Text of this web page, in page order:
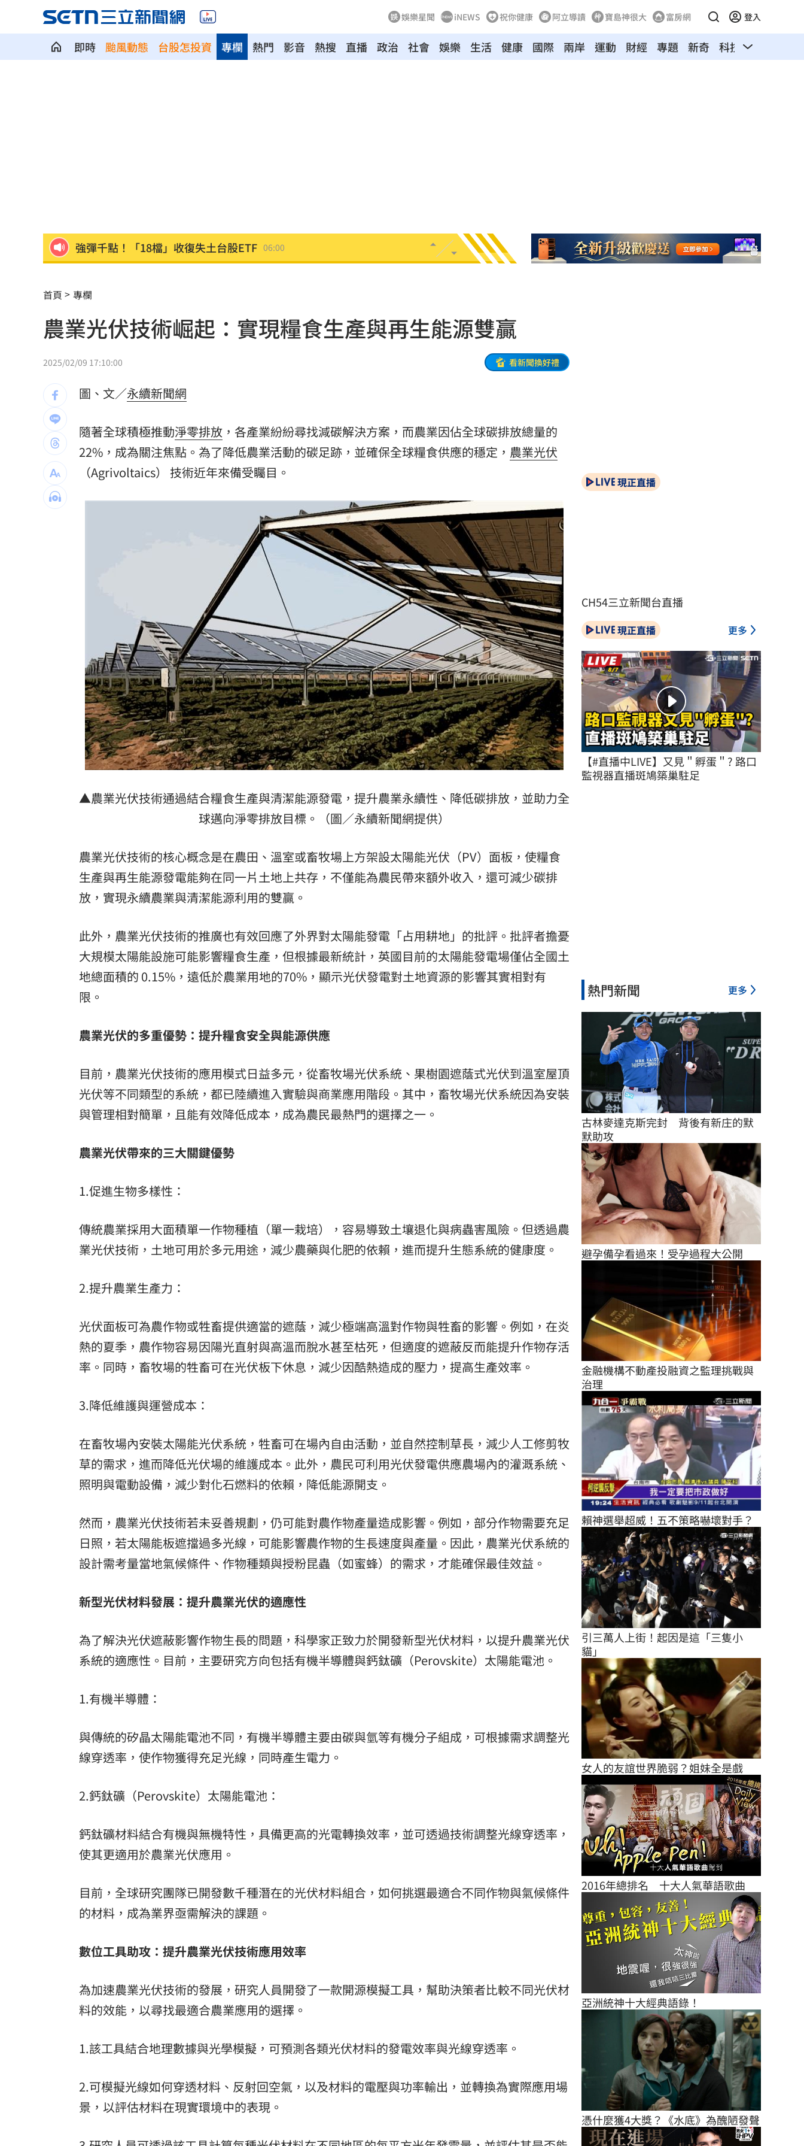
娛樂星聞 iNEWS 祝你健康 阿立導讀 寶島神很大 富房網 登入
即時 颱風動態 台股怎投資 熱門 影音 熱搜 直播 政治 社會 娛樂 生活 健康 國際 兩岸 運動 財經 專題 新奇 科技 旅遊
專欄
強彈千點！「18檔」收復失土台股ETF 06:00
白海豚海警範圍擴大！最新暴風圈侵襲率曝
慈濟遭詐10億 國民黨不認錯反嗆⋯網炸鍋 05:43
就業意外爆冷！那指漲342點 標普500新高
美通過制裁案！川普可課俄國商品500%關稅
解散統促黨？他曝翁曉玲一招：恐白忙一場 04:58
疫苗真相！蔣萬安嗆一句 謝金河痛心發聲
爆掛表妹當小三！表姊擅貼IG下場慘了 04:17
半導體與綠能雙箭頭！ 「它」霸氣狂賺
華許9月升息？ING：匯市在他與戰爭間拉鋸
老後離婚財產怎麼分？ 丈夫退休金拒分 03:08
「這餐飲集團」擺脫陰霾！上半年營收創高 03:06
台灣彩券開獎直播中 20:31
LIVE三立+24小時直播 15:27
三立iNEWS新聞台線上直播 18:00
商場戰國來臨 台中「頂奢大道」逐漸成形 12:00
台彩父親節推新刮刮樂千萬頭獎超「爸」氣 12:00
「拍片人的多重宇宙」職涯論壇9/12登場！ 10:30
8國球員齊聚高雄 Formosa 7s掀足球熱潮 10:00
理想混蛋號召粉絲跨海追星吃美食！ 18:15
首頁 專欄
農業光伏技術崛起：實現糧食生產與再生能源雙贏
2025/02/09 17:10:00 看新聞換好禮
圖、文／永續新聞網
隨著全球積極推動淨零排放 ，各產業紛紛尋找減碳解決方案，而農業因佔全球碳排放總量的
22%，成為關注焦點。為了降低農業活動的碳足跡，並確保全球糧食供應的穩定， 農業光伏
（Agrivoltaics） 技術近年來備受矚目。
▲農業光伏技術通過結合糧食生產與清潔能源發電，提升農業永續性、降低碳排放，並助力全
球邁向淨零排放目標。（圖／永續新聞網提供）
農業光伏技術的核心概念是在農田、溫室或畜牧場上方架設太陽能光伏（PV）面板，使糧食
生產與再生能源發電能夠在同一片土地上共存，不僅能為農民帶來額外收入，還可減少碳排
放，實現永續農業與清潔能源利用的雙贏。
此外，農業光伏技術的推廣也有效回應了外界對太陽能發電「占用耕地」的批評。批評者擔憂
大規模太陽能設施可能影響糧食生產，但根據最新統計，英國目前的太陽能發電場僅佔全國土
地總面積的 0.15%，遠低於農業用地的70%，顯示光伏發電對土地資源的影響其實相對有
限。
農業光伏的多重優勢：提升糧食安全與能源供應
目前，農業光伏技術的應用模式日益多元，從畜牧場光伏系統、果樹園遮蔭式光伏到溫室屋頂
光伏等不同類型的系統，都已陸續進入實驗與商業應用階段。其中，畜牧場光伏系統因為安裝
與管理相對簡單，且能有效降低成本，成為農民最熱門的選擇之一。
農業光伏帶來的三大關鍵優勢
1.促進生物多樣性：
傳統農業採用大面積單一作物種植（單一栽培），容易導致土壤退化與病蟲害風險。但透過農
業光伏技術，土地可用於多元用途，減少農藥與化肥的依賴，進而提升生態系統的健康度。
2.提升農業生產力：
光伏面板可為農作物或牲畜提供適當的遮蔭，減少極端高溫對作物與牲畜的影響。例如，在炎
熱的夏季，農作物容易因陽光直射與高溫而脫水甚至枯死，但適度的遮蔽反而能提升作物存活
率。同時，畜牧場的牲畜可在光伏板下休息，減少因酷熱造成的壓力，提高生產效率。
3.降低維護與運營成本：
在畜牧場內安裝太陽能光伏系統，牲畜可在場內自由活動，並自然控制草長，減少人工修剪牧
草的需求，進而降低光伏場的維護成本。此外，農民可利用光伏發電供應農場內的灌溉系統、
照明與電動設備，減少對化石燃料的依賴，降低能源開支。
然而，農業光伏技術若未妥善規劃，仍可能對農作物產量造成影響。例如，部分作物需要充足
日照，若太陽能板遮擋過多光線，可能影響農作物的生長速度與產量。因此，農業光伏系統的
設計需考量當地氣候條件、作物種類與授粉昆蟲（如蜜蜂）的需求，才能確保最佳效益。
新型光伏材料發展：提升農業光伏的適應性
為了解決光伏遮蔽影響作物生長的問題，科學家正致力於開發新型光伏材料，以提升農業光伏
系統的適應性。目前，主要研究方向包括有機半導體與鈣鈦礦（Perovskite）太陽能電池。
1.有機半導體：
與傳統的矽晶太陽能電池不同，有機半導體主要由碳與氫等有機分子組成，可根據需求調整光
線穿透率，使作物獲得充足光線，同時產生電力。
2.鈣鈦礦（Perovskite）太陽能電池：
鈣鈦礦材料結合有機與無機特性，具備更高的光電轉換效率，並可透過技術調整光線穿透率，
使其更適用於農業光伏應用。
目前，全球研究團隊已開發數千種潛在的光伏材料組合，如何挑選最適合不同作物與氣候條件
的材料，成為業界亟需解決的課題。
數位工具助攻：提升農業光伏技術應用效率
為加速農業光伏技術的發展，研究人員開發了一款開源模擬工具，幫助決策者比較不同光伏材
料的效能，以尋找最適合農業應用的選擇。
1.該工具結合地理數據與光學模擬，可預測各類光伏材料的發電效率與光線穿透率。
2.可模擬光線如何穿透材料、反射回空氣，以及材料的電壓與功率輸出，並轉換為實際應用場
景，以評估材料在現實環境中的表現。
現正直播
CH54三立新聞台直播
現正直播 更多
【#直播中LIVE】又見＂孵蛋＂? 路口
監視器直播斑鳩築巢駐足
熱門新聞 更多
古林麥達克斯完封　背後有新庄的默
默助攻
避孕備孕看過來！受孕過程大公開
金融機構不動產投融資之監理挑戰與
治理
賴神選舉超威！五不策略嚇壞對手？
引三萬人上街！起因是這「三隻小
貓」
女人的友誼世界脆弱？姐妹全是戲
2016年總排名　十大人氣華語歌曲
亞洲統神十大經典語錄！
憑什麼獲4大獎？《水底》為醜陋發聲